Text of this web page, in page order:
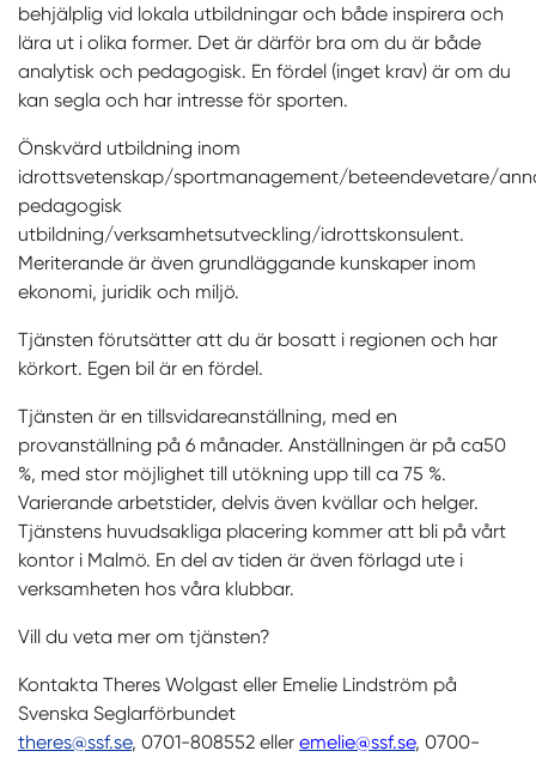
behjälplig vid lokala utbildningar och både inspirera och
lära ut i olika former. Det är därför bra om du är både
analytisk och pedagogisk. En fördel (inget krav) är om du
kan segla och har intresse för sporten.
Önskvärd utbildning inom
idrottsvetenskap/sportmanagement/beteendevetare/
pedagogisk
utbildning/verksamhetsutveckling/idrottskonsulent.
Meriterande är även grundläggande kunskaper inom
ekonomi, juridik och miljö.
Tjänsten förutsätter att du är bosatt i regionen och har
körkort. Egen bil är en fördel.
Tjänsten är en tillsvidareanställning, med en
provanställning på 6 månader. Anställningen är på ca50
%, med stor möjlighet till utökning upp till ca 75 %.
Varierande arbetstider, delvis även kvällar och helger.
Tjänstens huvudsakliga placering kommer att bli på vårt
kontor i Malmö. En del av tiden är även förlagd ute i
verksamheten hos våra klubbar.
Vill du veta mer om tjänsten?
Kontakta Theres Wolgast eller Emelie Lindström på
Svenska Seglarförbundet
theres@ssf.se, 0701-808552 eller emelie@ssf.se, 0700-